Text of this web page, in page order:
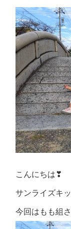
こんにちは❣
サンライズキ
今回はもも組